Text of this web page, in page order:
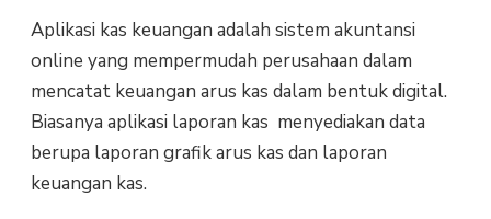
Aplikasi kas keuangan adalah sistem akuntansi
online yang mempermudah perusahaan dalam
mencatat keuangan arus kas dalam bentuk digital.
Biasanya aplikasi laporan kas menyediakan data
berupa laporan grafik arus kas dan laporan
keuangan kas.